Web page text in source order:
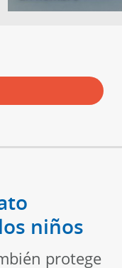
niños
protege